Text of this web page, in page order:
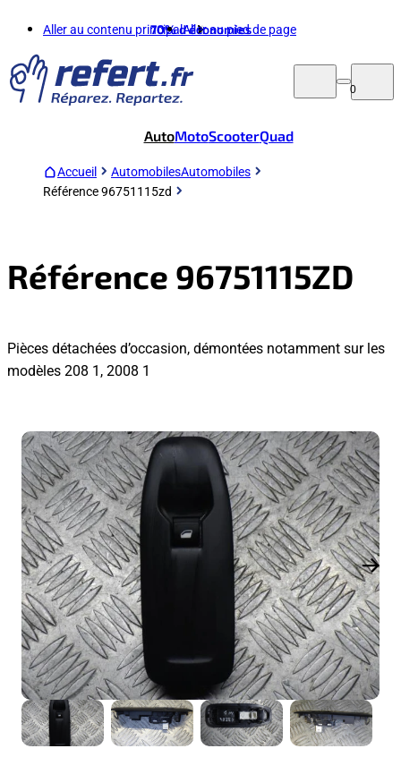
Aller au contenu principalAller au pied de page
70%d'économies
0
AutoMotoScooterQuad
Accueil AutomobilesAutomobiles
Référence 96751115zd
Référence 96751115ZD
Pièces détachées d’occasion, démontées notamment sur les
modèles 208 1, 2008 1